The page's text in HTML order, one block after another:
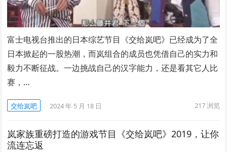
富士电视台推出的日本综艺节目《交给岚吧》已经成为了全
日本掀起的一股热潮，而岚组合的成员也凭借自己的实力和
毅力不断征战。一边挑战自己的汉字能力，还是看其它人比
赛，…
交给岚吧 2024 年 5 月 18 日 217浏览
岚家族重磅打造的游戏节目《交给岚吧》2019，让你
流连忘返